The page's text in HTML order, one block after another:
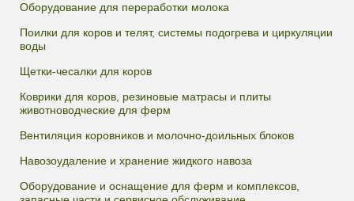
Оборудование для переработки молока
Поилки для коров и телят, системы подогрева и циркуляции
воды
Щетки-чесалки для коров
Коврики для коров, резиновые матрасы и плиты
животноводческие для ферм
Вентиляция коровников и молочно-доильных блоков
Навозоудаление и хранение жидкого навоза
Оборудование и оснащение для ферм и комплексов,